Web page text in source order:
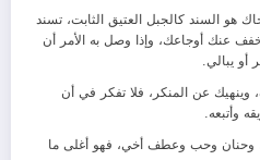
السند كالجبل العتيق الثابت، تسند
عنك أوجاعك، وإذا وصل به الأمر أن
أو يبالي.
عن المنكر، فلا تفكر في أن
وأتبعه.
وحنان وحب وعطف أخي، فهو أغلى ما